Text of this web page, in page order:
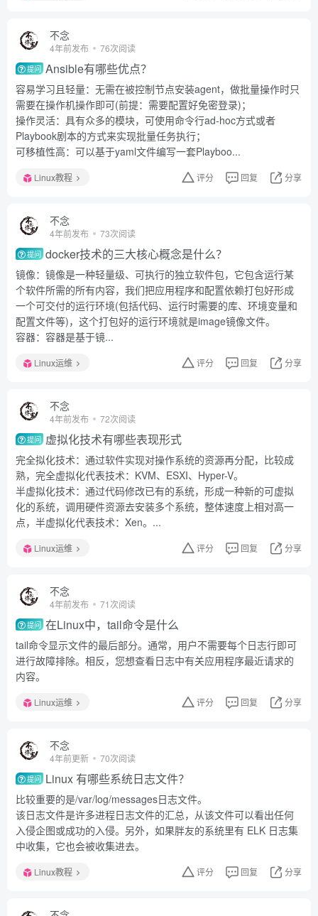
不念
4年前发布 76次阅读
提问 Ansible有哪些优点？
容易学习且轻量：无需在被控制节点安装agent，做批量操作时只
需要在操作机操作即可(前提：需要配置好免密登录)；
操作灵活：具有众多的模块，可使用命令行ad-hoc方式或者
Playbook剧本的方式来实现批量任务执行；
可移植性高：可以基于yaml文件编写一套Playboo...
Linux教程 评分 回复 分享
不念
4年前发布 73次阅读
提问 docker技术的三大核心概念是什么？
镜像：镜像是一种轻量级、可执行的独立软件包，它包含运行某
个软件所需的所有内容，我们把应用程序和配置依赖打包好形成
一个可交付的运行环境(包括代码、运行时需要的库、环境变量和
配置文件等)，这个打包好的运行环境就是image镜像文件。
容器：容器是基于镜...
Linux运维 评分 回复 分享
不念
4年前发布 72次阅读
提问 虚拟化技术有哪些表现形式
完全拟化技术：通过软件实现对操作系统的资源再分配，比较成
熟，完全虚拟化代表技术：KVM、ESXI、Hyper-V。
半虚拟化技术：通过代码修改已有的系统，形成一种新的可虚拟
化的系统，调用硬件资源去安装多个系统，整体速度上相对高一
点，半虚拟化代表技术：Xen。...
Linux运维 评分 回复 分享
不念
4年前发布 71次阅读
提问 在Linux中，tail命令是什么
tail命令显示文件的最后部分。通常，用户不需要每个日志行即可
进行故障排除。相反，您想查看日志中有关应用程序最近请求的
内容。
Linux运维 评分 回复 分享
不念
4年前更新 70次阅读
提问 Linux 有哪些系统日志文件？
比较重要的是/var/log/messages日志文件。
该日志文件是许多进程日志文件的汇总，从该文件可以看出任何
入侵企图或成功的入侵。另外，如果胖友的系统里有 ELK 日志集
中收集，它也会被收集进去。
Linux教程 评分 回复 分享